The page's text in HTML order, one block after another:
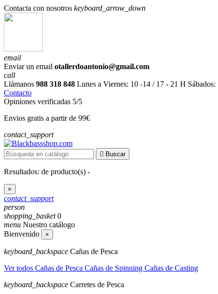
Contacta con nosotros keyboard_arrow_down
email
Enviar un email otallerdoantonio@gmail.com
call
Llámanos 988 318 848 Lunes a Viernes: 10 -14 / 17 - 21 H
Contacto
Opiniones verificadas 5/5
Envios gratis a partir de 99€
contact_support
 Buscar
Resultados: de producto(s) -
×
contact_support
person
shopping_basket 0
menu Nuestro catálogo
Bienvenido
×
keyboard_backspace Cañas de Pesca
Ver todos Cañas de Pesca Cañas de Spinning Cañas de Casting
keyboard_backspace Carretes de Pesca